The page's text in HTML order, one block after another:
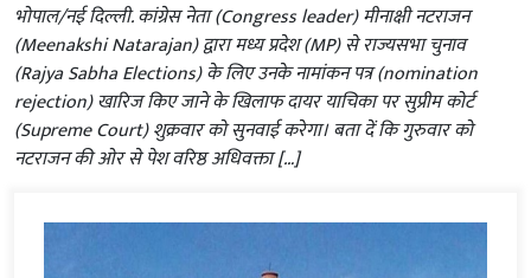
भोपाल/नई दिल्ली. कांग्रेस नेता (Congress leader) मीनाक्षी नटराजन
(Meenakshi Natarajan) द्वारा मध्य प्रदेश (MP) से राज्यसभा चुनाव
(Rajya Sabha Elections) के लिए उनके नामांकन पत्र (nomination
rejection) खारिज किए जाने के खिलाफ दायर याचिका पर सुप्रीम कोर्ट
(Supreme Court) शुक्रवार को सुनवाई करेगा। बता दें कि गुरुवार को
नटराजन की ओर से पेश वरिष्ठ अधिवक्ता […]